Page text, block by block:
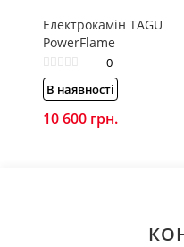
Електрокамін TAGU
PowerFlame
0
В наявності
10 600 грн.